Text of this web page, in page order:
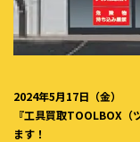
2024年5月17日（金）
『工具買取TOOLBOX（
ます！